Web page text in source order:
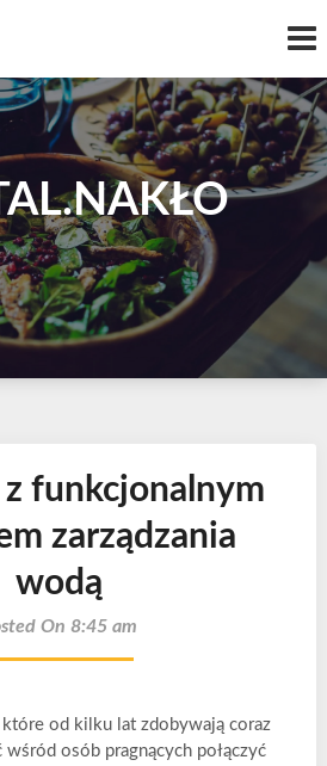
z funkcjonalnym
zarządzania
wodą
On 8:45 am
które od kilku lat zdobywają coraz
osób pragnących połączyć